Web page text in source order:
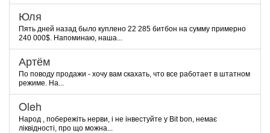
Юля
Пять дней назад было куплено 22 285 битбон на сумму примерно
240 000$. Напоминаю, наша...
Артём
По поводу продажи - хочу вам скахать, что все работает в штатном
режиме. На...
Oleh
Народ , побережіть нерви, і не інвестуйте у Bit bon, немає
ліквідності, про що можна...